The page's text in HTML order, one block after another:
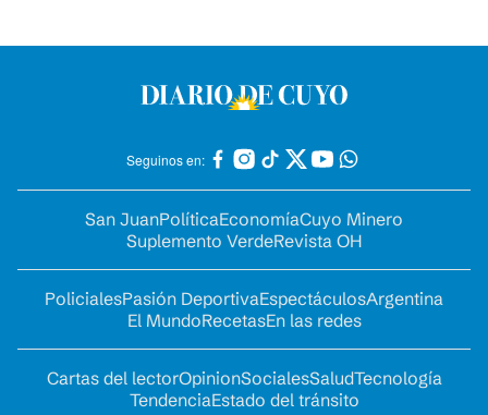
Seguinos en:
San JuanPolíticaEconomíaCuyo Minero
Suplemento VerdeRevista OH
PolicialesPasión DeportivaEspectáculosArgentina
El MundoRecetasEn las redes
Cartas del lectorOpinionSocialesSaludTecnología
TendenciaEstado del tránsito